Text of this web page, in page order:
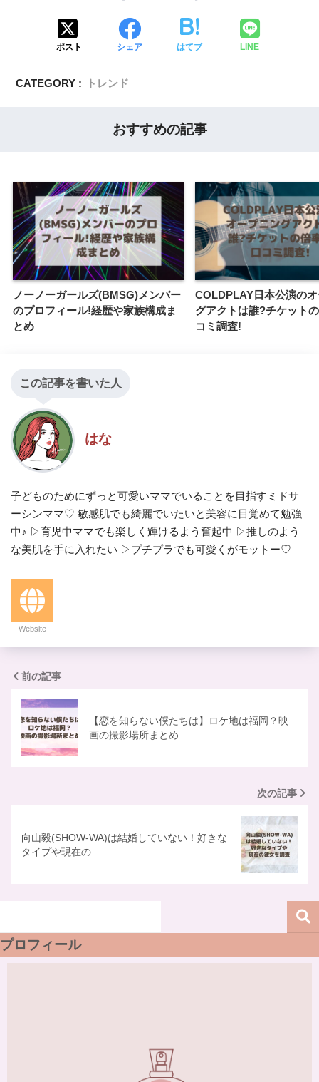
ポスト シェア はてブ LINE
CATEGORY : トレンド
おすすめの記事
ノーノーガールズ(BMSG)メンバー
のプロフィール!経歴や家族構成ま
とめ
COLDPLAY日本公演の
グアクトは誰?チケット
コミ調査!
この記事を書いた人
はな
子どものためにずっと可愛いママでいることを目指すミドサ
ーシンママ♡ 敏感肌でも綺麗でいたいと美容に目覚めて勉強
中♪ ▷育児中ママでも楽しく輝けるよう奮起中 ▷推しのよう
な美肌を手に入れたい ▷プチプラでも可愛くがモットー♡
Website
前の記事
【恋を知らない僕たちは】ロケ地は福岡？映
画の撮影場所まとめ
次の記事
向山毅(SHOW-WA)は結婚していない！好きな
タイプや現在の…
プロフィール